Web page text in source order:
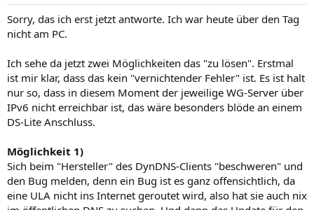
Sorry, das ich erst jetzt antworte. Ich war heute über den Tag
nicht am PC.
Ich sehe da jetzt zwei Möglichkeiten das "zu lösen". Erstmal
ist mir klar, dass das kein "vernichtender Fehler" ist. Es ist halt
nur so, dass in diesem Moment der jeweilige WG-Server über
IPv6 nicht erreichbar ist, das wäre besonders blöde an einem
DS-Lite Anschluss.
Möglichkeit 1)
Sich beim "Hersteller" des DynDNS-Clients "beschweren" und
den Bug melden, denn ein Bug ist es ganz offensichtlich, da
eine ULA nicht ins Internet geroutet wird, also hat sie auch nix